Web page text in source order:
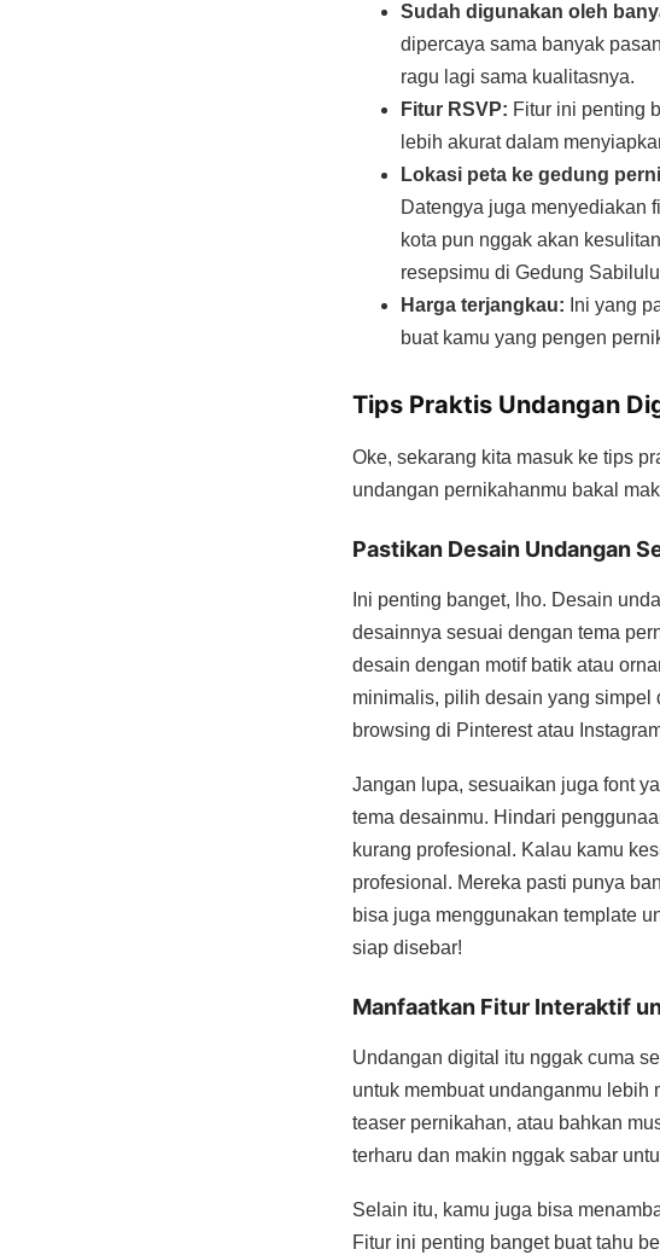
Sudah digunakan oleh
dipercaya sama banyak
ragu lagi sama kualitasnya.
Fitur RSVP: Fitur ini penting
lebih akurat dalam
Lokasi peta ke gedung
Datengya juga menyediakan
kota pun nggak akan
resepsimu di Gedung
Harga terjangkau: Ini yang
buat kamu yang pengen
Tips Praktis Undangan
Oke, sekarang kita masuk ke tips
undangan pernikahanmu bakal
Pastikan Desain Undangan
Ini penting banget, lho. Desain
desainnya sesuai dengan tema
desain dengan motif batik atau
minimalis, pilih desain yang
browsing di Pinterest atau
Jangan lupa, sesuaikan juga font
tema desainmu. Hindari
kurang profesional. Kalau kamu
profesional. Mereka pasti punya
bisa juga menggunakan template
siap disebar!
Manfaatkan Fitur Interaktif
Undangan digital itu nggak cuma
untuk membuat undanganmu lebih
teaser pernikahan, atau bahkan
terharu dan makin nggak sabar
Selain itu, kamu juga bisa
Fitur ini penting banget buat tahu